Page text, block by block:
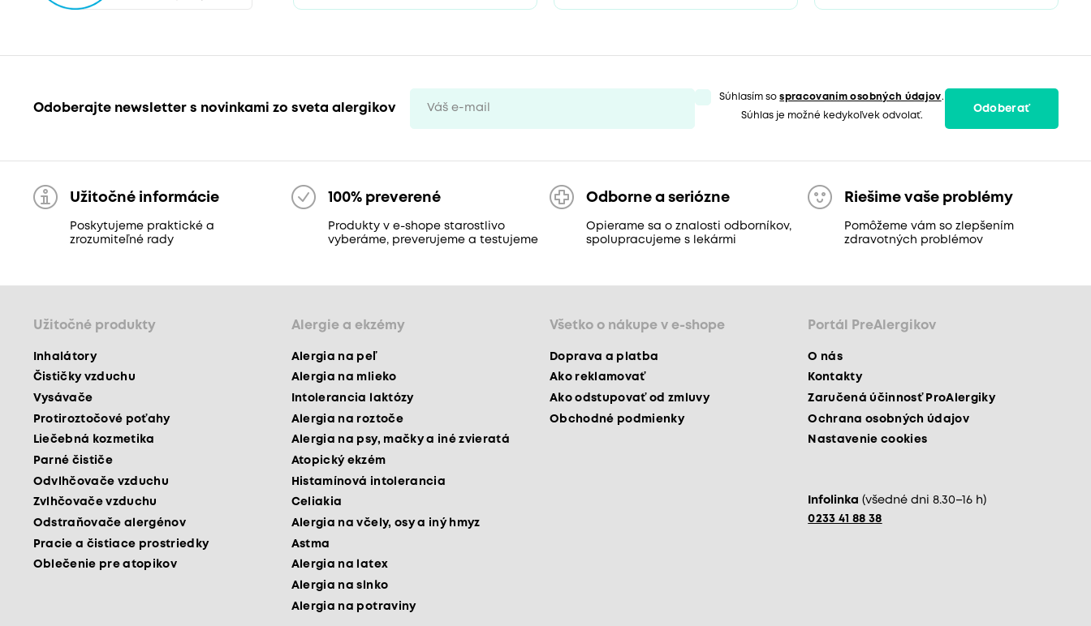
Odoberajte newsletter s novinkami zo sveta alergikov
Súhlasím sospracovaním osobných údajov.
Súhlas je možné kedykoľvek odvolať.
Odoberať
Užitočné informácie
Poskytujeme praktické a
zrozumiteľné rady
100% preverené
Produkty v e-shope starostlivo
vyberáme, preverujeme a testujeme
Odborne a seriózne
Opierame sa o znalosti odborníkov,
spolupracujeme s lekármi
Riešime vaše problémy
Pomôžeme vám so zlepšením
zdravotných problémov
Užitočné produkty
Inhalátory
Čističky vzduchu
Vysávače
Protiroztočové poťahy
Liečebná kozmetika
Parné čističe
Odvlhčovače vzduchu
Zvlhčovače vzduchu
Odstraňovače alergénov
Pracie a čistiace prostriedky
Oblečenie pre atopikov
Alergie a ekzémy
Alergia na peľ
Alergia na mlieko
Intolerancia laktózy
Alergia na roztoče
Alergia na psy, mačky a iné zvieratá
Atopický ekzém
Histamínová intolerancia
Celiakia
Alergia na včely, osy a iný hmyz
Astma
Alergia na latex
Alergia na slnko
Alergia na potraviny
Všetko o nákupe v e-shope
Doprava a platba
Ako reklamovať
Ako odstupovať od zmluvy
Obchodné podmienky
Portál PreAlergikov
O nás
Kontakty
Zaručená účinnosť ProAlergiky
Ochrana osobných údajov
Nastavenie cookies
Infolinka (všedné dni 8.30–16 h)
0233 41 88 38